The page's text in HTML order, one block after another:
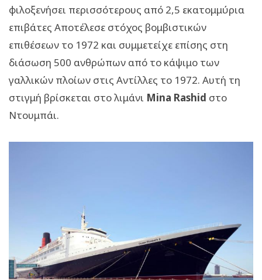
φιλοξενήσει περισσότερους από 2,5 εκατομμύρια
επιβάτες Αποτέλεσε στόχος βομβιστικών
επιθέσεων το 1972 και συμμετείχε επίσης στη
διάσωση 500 ανθρώπων από το κάψιμο των
γαλλικών πλοίων στις Αντίλλες το 1972. Αυτή τη
στιγμή βρίσκεται στο λιμάνι Mina Rashid στο
Ντουμπάι.